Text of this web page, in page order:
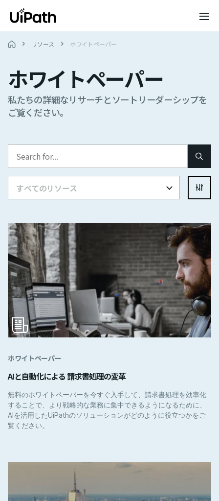
リソース ホワイトペーパー
ホワイトペーパー
私たちの詳細なリサーチとソートリーダーシップを
ご覧ください。
すべてのリソース
ホワイトペーパー
AIと自動化による 請求書処理の変革
無料のホワイトペーパーを今すぐ入手して、請求書処理を効率化
することで、より戦略的な業務に集中できるようになるために、
AIを活用したUiPathのソリューションがどのように役立つかをご
覧ください。